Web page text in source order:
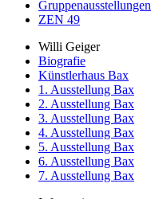
Gruppenausstellungen
ZEN 49
Willi Geiger
Biografie
Künstlerhaus Bax
1. Ausstellung Bax
2. Ausstellung Bax
3. Ausstellung Bax
4. Ausstellung Bax
5. Ausstellung Bax
6. Ausstellung Bax
7. Ausstellung Bax